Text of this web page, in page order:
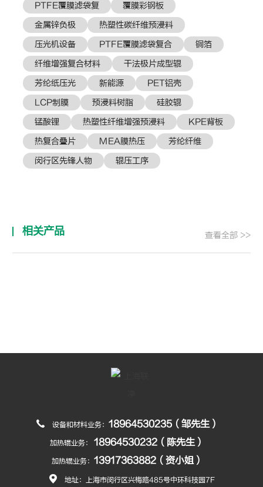
PTFE覆膜滤袋复
覆膜彩钢板
金属锌负极
热塑性碳纤维预浸料
压光机设备
PTFE覆膜滤袋复合
铜箔
纤维增强复合材料
干法极片成型辊
芳纶纸压光
新能源
PET铝壳
LCP制膜
预浸料树脂
硅胶辊
锰酸锂
热塑性纤维增强预浸料
KPE背板
热复合叠片
MEA膜热压
芳纶纤维
闵行区先锋人物
辊压工序
相关产品 查看全部 >>
设备和材料业务： 18964530235（邹先生）
加热辊业务： 18964530232（陈先生）
加热辊业务： 13917363882（资小姐）
地址：上海市闵行区兴梅路485号中环科技园7F